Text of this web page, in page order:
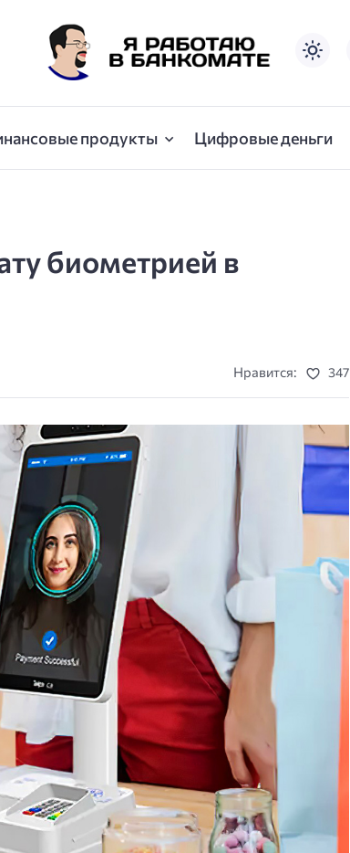
продукты Цифровые деньги
биометрией в
Нравится: 347